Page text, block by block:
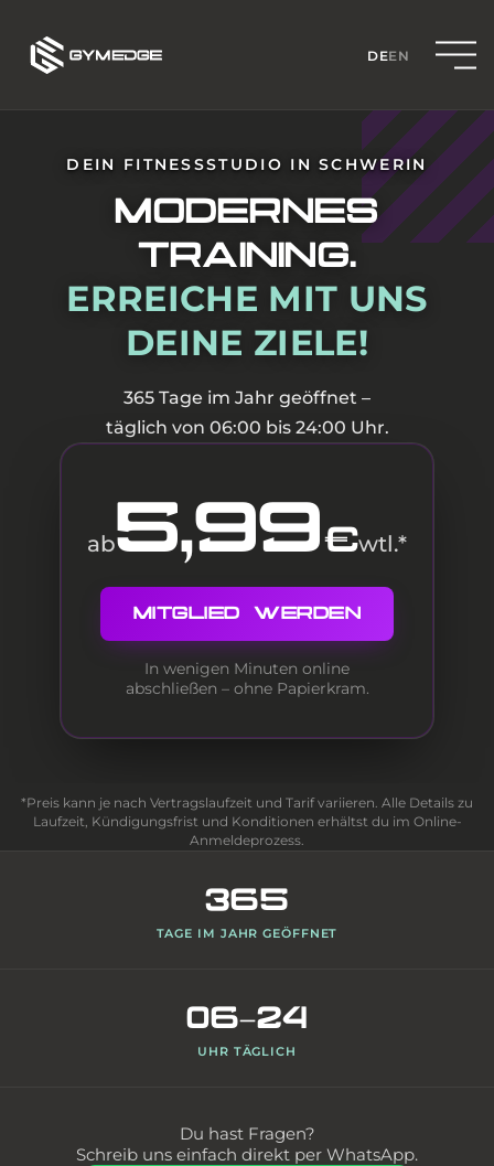
DEEN
DEIN FITNESSSTUDIO IN SCHWERIN
MODERNES
TRAINING.
ERREICHE MIT UNS
DEINE ZIELE!
365 Tage im Jahr geöffnet –
täglich von 06:00 bis 24:00 Uhr.
ab5,99€wtl.*
MITGLIED WERDEN
In wenigen Minuten online
abschließen – ohne Papierkram.
*Preis kann je nach Vertragslaufzeit und Tarif variieren. Alle Details zu
Laufzeit, Kündigungsfrist und Konditionen erhältst du im Online-
Anmeldeprozess.
365
TAGE IM JAHR GEÖFFNET
06–24
UHR TÄGLICH
Du hast Fragen?
Schreib uns einfach direkt per WhatsApp.